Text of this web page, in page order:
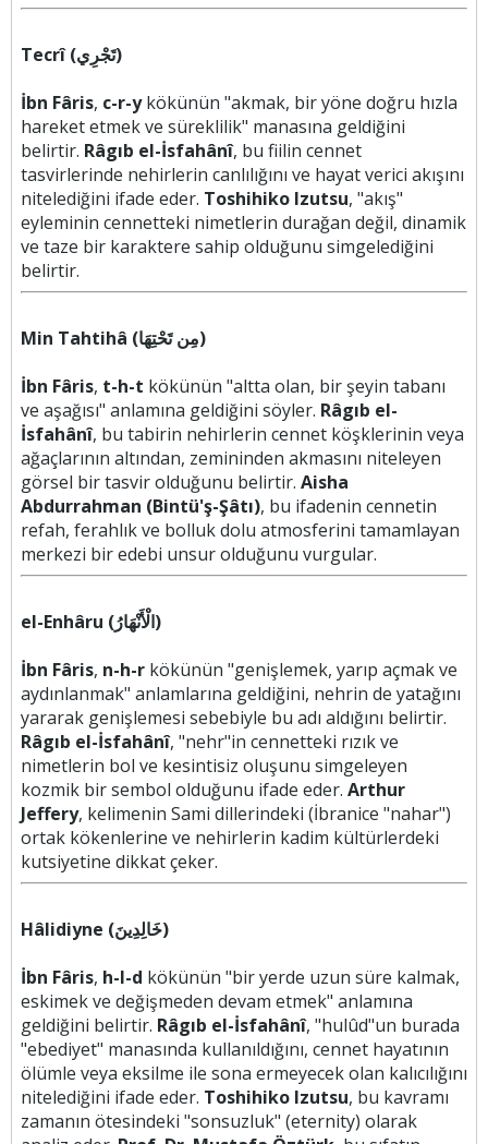
Tecrî (تَجْرِي)
İbn Fâris, c-r-ykökünün "akmak, bir yöne doğru hızla
hareket etmek ve süreklilik" manasına geldiğini
belirtir. Râgıb el-İsfahânî, bu fiilin cennet
tasvirlerinde nehirlerin canlılığını ve hayat verici akışını
nitelediğini ifade eder. Toshihiko Izutsu, "akış"
eyleminin cennetteki nimetlerin durağan değil, dinamik
ve taze bir karaktere sahip olduğunu simgelediğini
belirtir.
Min Tahtihâ (مِن تَحْتِهَا)
İbn Fâris, t-h-t kökünün "altta olan, bir şeyin tabanı
ve aşağısı" anlamına geldiğini söyler. Râgıb el-
İsfahânî, bu tabirin nehirlerin cennet köşklerinin veya
ağaçlarının altından, zemininden akmasını niteleyen
görsel bir tasvir olduğunu belirtir. Aisha
Abdurrahman (Bintü'ş-Şâtı), bu ifadenin cennetin
refah, ferahlık ve bolluk dolu atmosferini tamamlayan
merkezi bir edebi unsur olduğunu vurgular.
el-Enhâru (الْأَنْهَارُ)
İbn Fâris, n-h-r kökünün "genişlemek, yarıp açmak ve
aydınlanmak" anlamlarına geldiğini, nehrin de yatağını
yararak genişlemesi sebebiyle bu adı aldığını belirtir.
Râgıb el-İsfahânî, "nehr"in cennetteki rızık ve
nimetlerin bol ve kesintisiz oluşunu simgeleyen
kozmik bir sembol olduğunu ifade eder. Arthur
Jeffery, kelimenin Sami dillerindeki (İbranice "nahar")
ortak kökenlerine ve nehirlerin kadim kültürlerdeki
kutsiyetine dikkat çeker.
Hâlidiyne (خَالِدِينَ)
İbn Fâris, h-l-d kökünün "bir yerde uzun süre kalmak,
eskimek ve değişmeden devam etmek" anlamına
geldiğini belirtir. Râgıb el-İsfahânî, "hulûd"un burada
"ebediyet" manasında kullanıldığını, cennet hayatının
ölümle veya eksilme ile sona ermeyecek olan kalıcılığını
nitelediğini ifade eder. Toshihiko Izutsu, bu kavramı
zamanın ötesindeki "sonsuzluk" (eternity) olarak